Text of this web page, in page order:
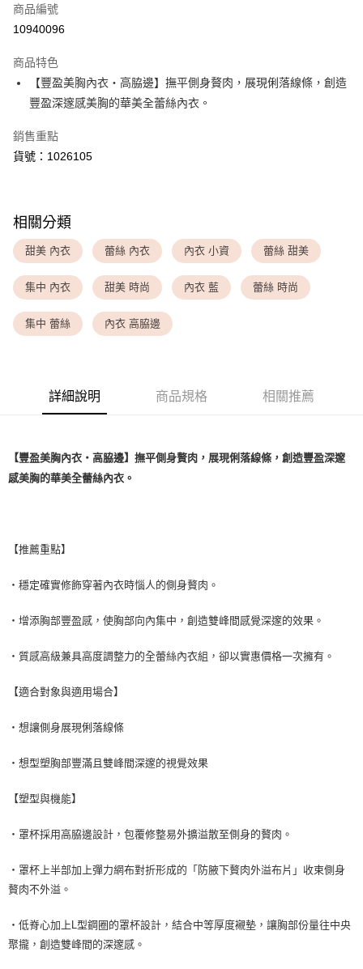
超商取貨付款
Apple Pay
全家取貨付款
每筆NT$80，滿NT$1,500(含以上)免運費
<無合作配送請勿選取>萊爾富取貨付款
<無合作配送請勿選取>付款後萊爾富取貨
每筆NT$9,999
付款後7-11取貨
黑貓宅配
每筆NT$100，滿NT$1,500(含以上)免運費
商品編號
10940096
商品特色
【豐盈美胸內衣・高脇邊】撫平側身贅肉，展現俐落線條，創造
豐盈深邃感美胸的華美全蕾絲內衣。
銷售重點
貨號：1026105
相關分類
甜美 內衣 蕾絲 內衣 內衣 小資 蕾絲 甜美
集中 內衣 甜美 時尚 內衣 藍 蕾絲 時尚
集中 蕾絲 內衣 高脇邊
詳細說明 商品規格 相關推薦
【豐盈美胸內衣・高脇邊】撫平側身贅肉，展現俐落線條，創造豐盈深邃
感美胸的華美全蕾絲內衣。
【推薦重點】
・穩定確實修飾穿著內衣時惱人的側身贅肉。
・增添胸部豐盈感，使胸部向內集中，創造雙峰間感覺深邃的效果。
・質感高級兼具高度調整力的全蕾絲內衣組，卻以實惠價格一次擁有。
【適合對象與適用場合】
・想讓側身展現俐落線條
・想型塑胸部豐滿且雙峰間深邃的視覺效果
【塑型與機能】
・罩杯採用高脇邊設計，包覆修整易外擴溢散至側身的贅肉。
・罩杯上半部加上彈力網布對折形成的「防腋下贅肉外溢布片」收束側身
贅肉不外溢。
・低脊心加上L型鋼圈的罩杯設計，結合中等厚度襯墊，讓胸部份量往中央
聚攏，創造雙峰間的深邃感。